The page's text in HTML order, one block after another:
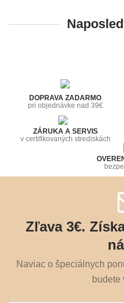
DOPRAVA ZADARMO
pri objednávke nad 39€
ZÁRUKA A SERVIS
v certifikovaných strediskách
Zľava 3€.
Naviac o špeciálnych
budete